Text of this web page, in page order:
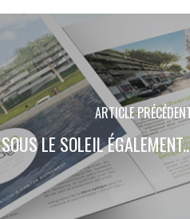
ARTICLE
SOUS LE SOLEIL